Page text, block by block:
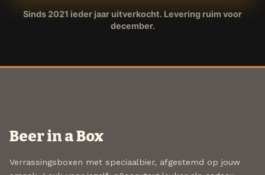
Sinds 2021 ieder jaar uitverkocht. Levering ruim voor
december.
Beer in a Box
Verrassingsboxen met speciaalbier, afgestemd op jouw